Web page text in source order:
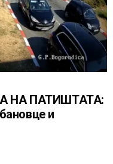
НА ПАТИШТАТА:
и